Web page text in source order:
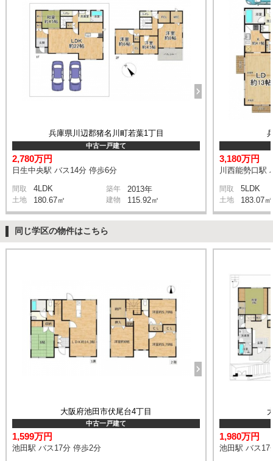
兵庫県川辺郡猪名川町若葉1丁目
中古一戸建て
2,780万円
日生中央駅 バス14分 停歩6分
間取 4LDK 築年 2013年
土地 180.67㎡ 建物 115.92㎡
3,180万円
川西能勢口駅
間取 5LDK
土地 183.07㎡
同じ学区の物件はこちら
大阪府池田市伏尾台4丁目
中古一戸建て
1,599万円
池田駅 バス17分 停歩2分
1,980万円
池田駅 バス17